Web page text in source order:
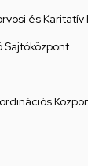
és Karitatív
Sajtóközpont